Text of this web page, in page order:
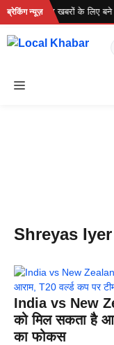
Skip
content
ब्रेकिंग न्यूज़
रहा है... ताज़ा खबरों के लिए बने
Menu
Shreyas Iyer
India vs New
को मिल सकता है
का फोकस